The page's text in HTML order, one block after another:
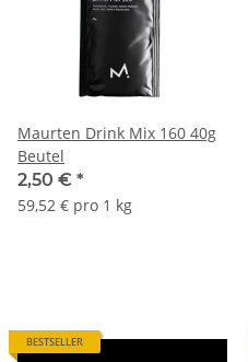
Maurten Drink Mix 160 40g
Beutel
2,50 € *
59,52 € pro 1 kg
BESTSELLER